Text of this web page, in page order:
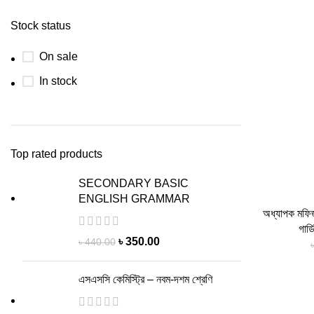
Stock status
On sale
In stock
Top rated products
SECONDARY BASIC
ENGLISH GRAMMAR
৳440.00 Original
price
was:
৳350.00Current
price
is:
এসএসসি কেমিস্ট্রি – নবম-দশম শ্রেণি
অধ্যাপক